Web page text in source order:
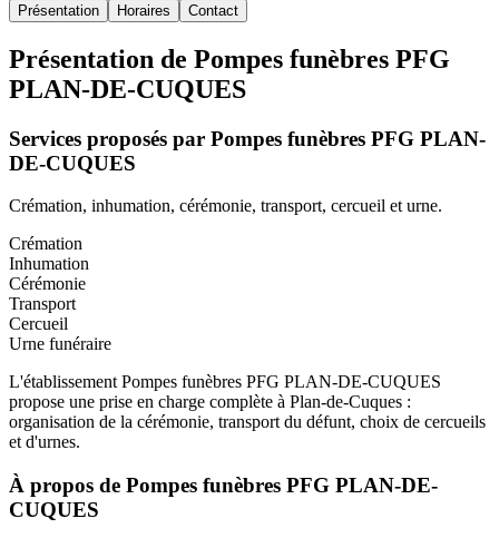
Présentation Horaires Contact
Présentation de Pompes funèbres PFG
PLAN-DE-CUQUES
Services proposés par Pompes funèbres PFG PLAN-
DE-CUQUES
Crémation, inhumation, cérémonie, transport, cercueil et urne.
Crémation
Inhumation
Cérémonie
Transport
Cercueil
Urne funéraire
L'établissement Pompes funèbres PFG PLAN-DE-CUQUES
propose une prise en charge complète à Plan-de-Cuques :
organisation de la cérémonie, transport du défunt, choix de cercueils
et d'urnes.
À propos de Pompes funèbres PFG PLAN-DE-
CUQUES